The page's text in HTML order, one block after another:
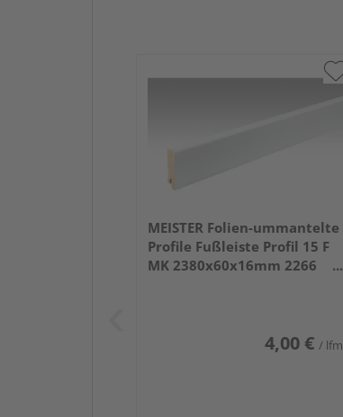
MEISTER Folien-ummantelte
Profile Fußleiste Profil 15 F
MK 2380x60x16mm 2266
4,00 € / lfm